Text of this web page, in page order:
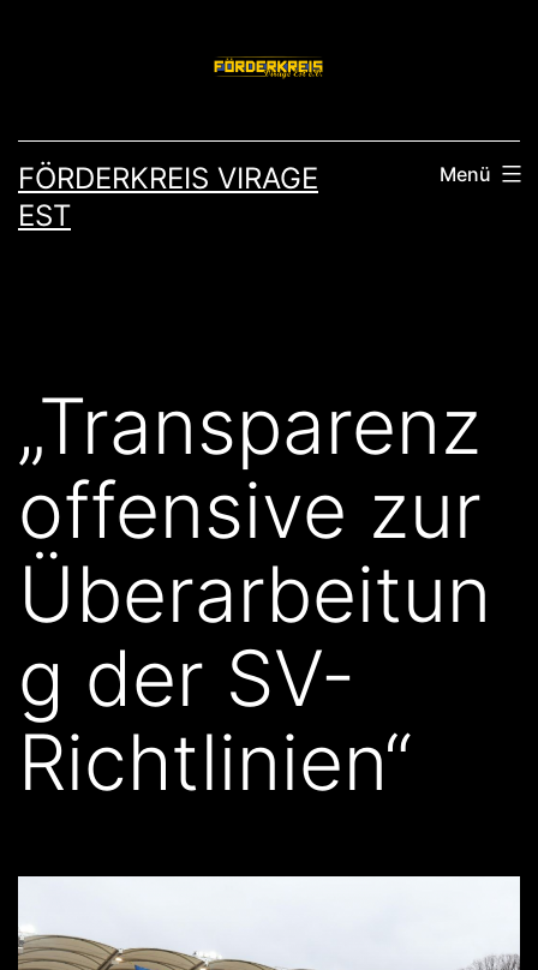
FÖRDERKREIS VIRAGE
EST
Menü
„Transparenz
offensive zur
Überarbeitun
g der SV-
Richtlinien“